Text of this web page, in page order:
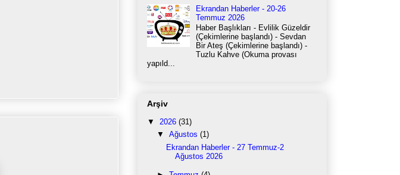
Ekrandan Haberler - 20-26
Temmuz 2026
Haber Başlıkları - Evlilik Güzeldir
(Çekimlerine başlandı) - Sevdan
Bir Ateş (Çekimlerine başlandı) -
Tuzlu Kahve (Okuma provası
yapıld...
Arşiv
▼ 2026 (31)
▼ Ağustos (1)
Ekrandan Haberler - 27 Temmuz-2
Ağustos 2026